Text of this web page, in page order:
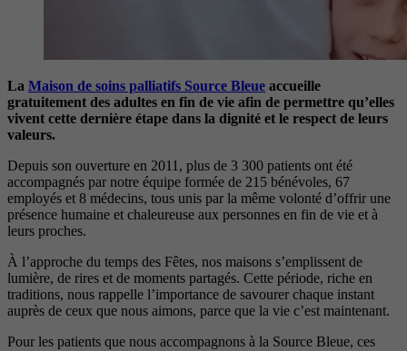
La Maison de soins palliatifs Source Bleue accueille
gratuitement des adultes en fin de vie afin de permettre qu’elles
vivent cette dernière étape dans la dignité et le respect de leurs
valeurs.
Depuis son ouverture en 2011, plus de 3 300 patients ont été
accompagnés par notre équipe formée de 215 bénévoles, 67
employés et 8 médecins, tous unis par la même volonté d’offrir une
présence humaine et chaleureuse aux personnes en fin de vie et à
leurs proches.
À l’approche du temps des Fêtes, nos maisons s’emplissent de
lumière, de rires et de moments partagés. Cette période, riche en
traditions, nous rappelle l’importance de savourer chaque instant
auprès de ceux que nous aimons, parce que la vie c’est maintenant.
Pour les patients que nous accompagnons à la Source Bleue, ces